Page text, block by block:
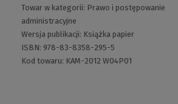
Towar w kategorii: Prawo i postępowanie
administracyjne
Wersja publikacji: Książka papier
ISBN: 978-83-8358-295-5
Kod towaru: KAM-2012 W04P01